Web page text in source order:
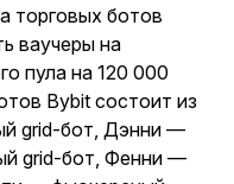
торговых ботов
ваучеры на
пула на 120 000
Bybit состоит из
grid-бот, Дэнни —
grid-бот, Фенни —